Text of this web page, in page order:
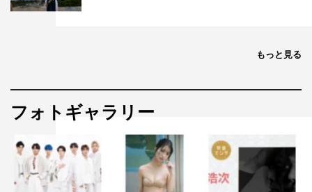
森崎ウィン 高城れに
もっと見る
フォトギャラリー